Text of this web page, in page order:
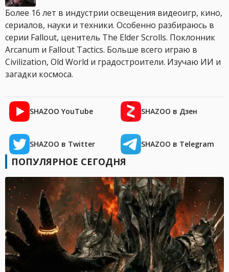
Более 16 лет в индустрии освещения видеоигр, кино,
сериалов, науки и техники. Особенно разбираюсь в
серии Fallout, ценитель The Elder Scrolls. Поклонник
Arcanum и Fallout Tactics. Больше всего играю в
Civilization, Old World и градостроители. Изучаю ИИ и
загадки космоса.
SHAZOO YouTube SHAZOO в Дзен
SHAZOO в Twitter SHAZOO в Telegram
ПОПУЛЯРНОЕ СЕГОДНЯ